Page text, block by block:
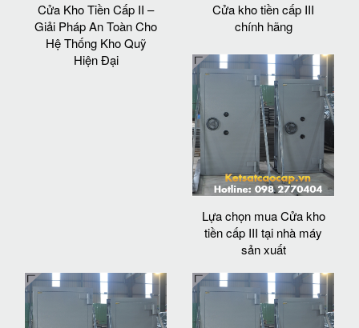
Cửa Kho Tiền Cấp II –
Giải Pháp An Toàn Cho
Hệ Thống Kho Quỹ
Hiện Đại
Cửa kho tiền cấp III
chính hãng
Lựa chọn mua Cửa kho
tiền cấp III tại nhà máy
sản xuất